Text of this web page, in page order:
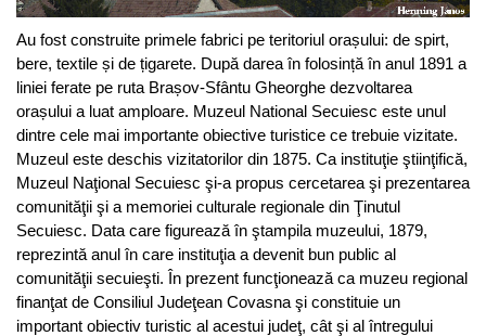
Au fost construite primele fabrici pe teritoriul orașului: de spirt,
bere, textile și de țigarete. După darea în folosință în anul 1891 a
liniei ferate pe ruta Brașov-Sfântu Gheorghe dezvoltarea
orașului a luat amploare. Muzeul National Secuiesc este unul
dintre cele mai importante obiective turistice ce trebuie vizitate.
Muzeul este deschis vizitatorilor din 1875. Ca instituţie ştiinţifică,
Muzeul Naţional Secuiesc şi-a propus cercetarea şi prezentarea
comunităţii şi a memoriei culturale regionale din Ţinutul
Secuiesc. Data care figurează în ştampila muzeului, 1879,
reprezintă anul în care instituţia a devenit bun public al
comunităţii secuieşti. În prezent funcţionează ca muzeu regional
finanţat de Consiliul Judeţean Covasna şi constituie un
important obiectiv turistic al acestui judeţ, cât şi al întregului